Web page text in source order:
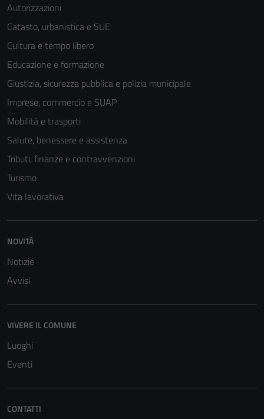
Autorizzazioni
Catasto, urbanistica e SUE
Cultura e tempo libero
Educazione e formazione
Giustizia, sicurezza pubblica e polizia municipale
Imprese, commercio e SUAP
Mobilità e trasporti
Salute, benessere e assistenza
Tributi, finanze e contravvenzioni
Turismo
Vita lavorativa
NOVITÀ
Notizie
Avvisi
VIVERE IL COMUNE
Luoghi
Eventi
CONTATTI
del sito e non
possono